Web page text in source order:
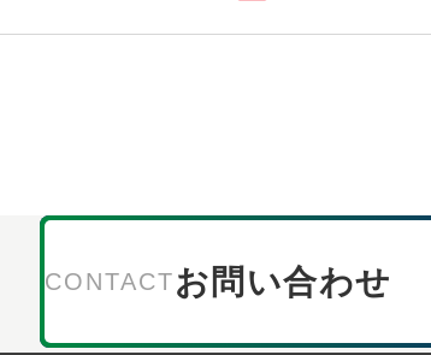
CONTACTお問い合わせ